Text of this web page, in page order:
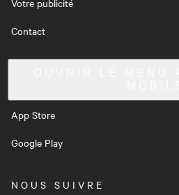
Votre publicité
Contact
App Store
Google Play
NOUS SUIVRE